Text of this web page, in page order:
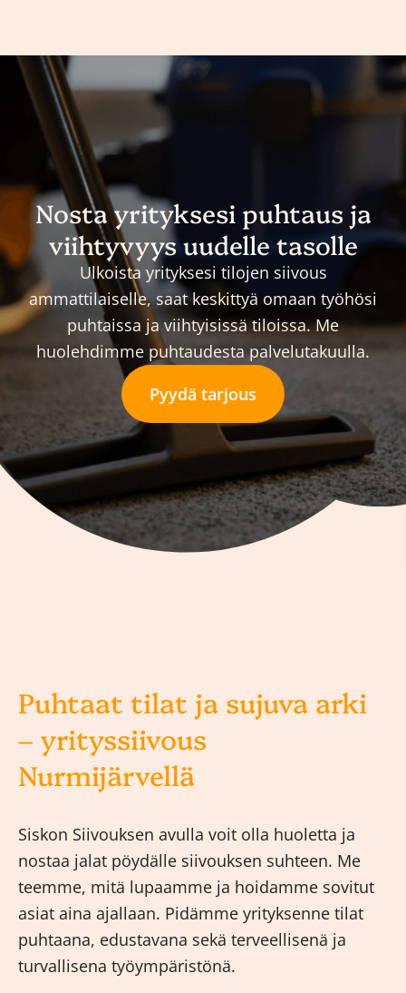
Nosta yrityksesi puhtaus ja
viihtyvyys uudelle tasolle
Ulkoista yrityksesi tilojen siivous
ammattilaiselle, saat keskittyä omaan työhösi
puhtaissa ja viihtyisissä tiloissa. Me
huolehdimme puhtaudesta palvelutakuulla.
Pyydä tarjous
Puhtaat tilat ja sujuva arki
– yrityssiivous
Nurmijärvellä
Siskon Siivouksen avulla voit olla huoletta ja
nostaa jalat pöydälle siivouksen suhteen. Me
teemme, mitä lupaamme ja hoidamme sovitut
asiat aina ajallaan. Pidämme yrityksenne tilat
puhtaana, edustavana sekä terveellisenä ja
turvallisena työympäristönä.